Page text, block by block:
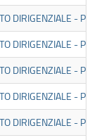
DIRIGENZIALE -
DIRIGENZIALE -
DIRIGENZIALE -
DIRIGENZIALE -
DIRIGENZIALE -